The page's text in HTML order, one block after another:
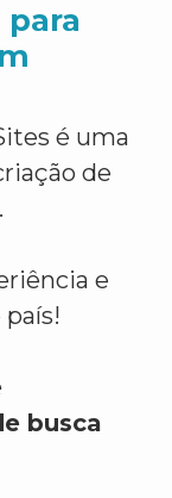
é uma
de
e
busca